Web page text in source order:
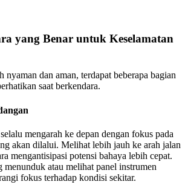
yang Benar untuk Keselamatan
nyaman dan aman, terdapat beberapa bagian
saat berkendara.
mengarah ke depan dengan fokus pada
akan dilalui. Melihat lebih jauh ke arah jalan
mengantisipasi potensi bahaya lebih cepat.
atau melihat panel instrumen
fokus terhadap kondisi sekitar.